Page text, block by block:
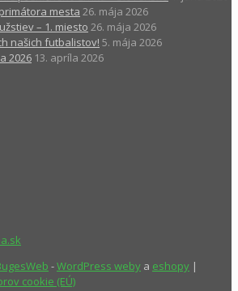
mesta 26. mája 2026
– 1. miesto 26. mája 2026
našich futbalistov! 5. mája 2026
2026 13. apríla 2026
-WordPress weby a eshopy |
cookie (EÚ)